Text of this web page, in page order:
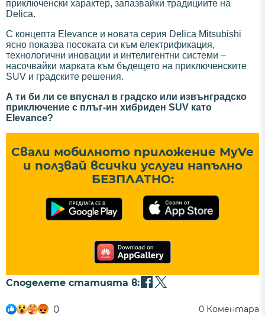
приключенски характер, запазвайки традициите на
Delica.
С концепта Elevance и новата серия Delica Mitsubishi
ясно показва посоката си към електрификация,
технологични иновации и интелигентни системи –
насочвайки марката към бъдещето на приключенските
SUV и градските решения.
А ти би ли се впуснал в градско или извънградско
приключение с плъг-ин хибриден SUV като
Elevance?
Свали мобилното приложение MyVe
и ползвай всички услуги напълно
БЕЗПЛАТНО:
Споделете статията в:
0 0 Коментара